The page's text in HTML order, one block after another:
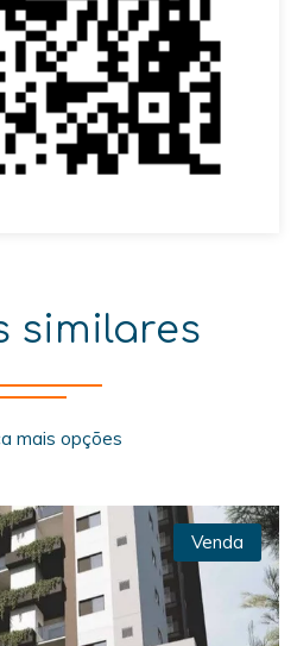
similares
mais opções
Venda